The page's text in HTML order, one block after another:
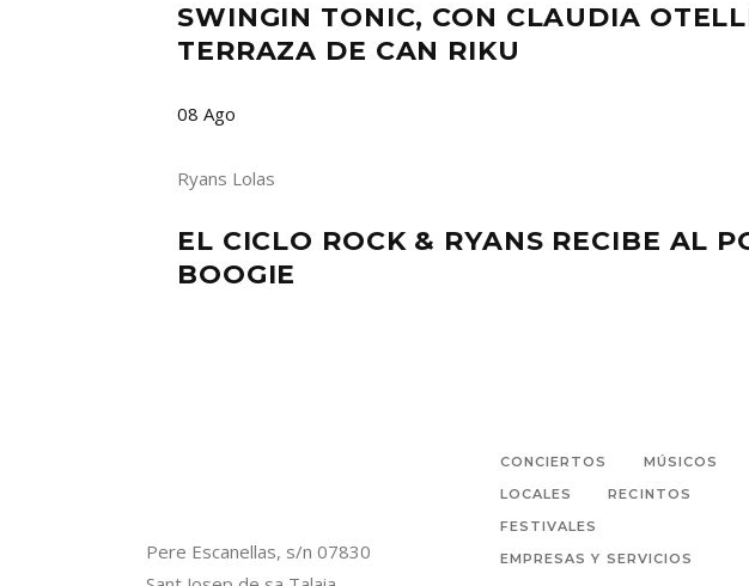
SWINGIN TONIC, CON CLAUDIA
TERRAZA DE CAN RIKU
08 Ago
Ryans Lolas
EL CICLO ROCK & RYANS RECIBE AL
BOOGIE
Pere Escanellas, s/n 07830
CONCIERTOS
MÚSICOS
LOCALES
RECINTOS
FESTIVALES
EMPRESAS Y SERVICIOS